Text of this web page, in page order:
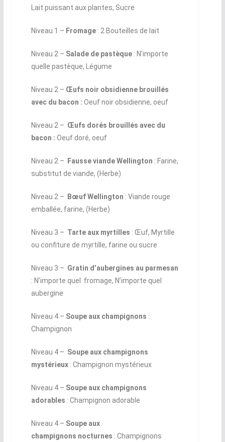
Lait puissant aux plantes, Sucre
Niveau 1 – Fromage : 2 Bouteilles de lait
Niveau 2 – Salade de pastèque: N’importe
quelle pastèque, Légume
Niveau 2 – Œufs noir obsidienne brouillés
avec du bacon : Oeuf noir obsidienne, oeuf
Niveau 2 – Œufs dorés brouillés avec du
bacon : Oeuf doré, oeuf
Niveau 2 – Fausse viande Wellington : Farine,
substitut de viande, (Herbe)
Niveau 2 – Bœuf Wellington : Viande rouge
emballée, farine, (Herbe)
Niveau 3 – Tarte aux myrtilles : Œuf, Myrtille
ou confiture de myrtille, farine ou sucre
Niveau 3 ­– Gratin d’aubergines au parmesan
: N’importe quel fromage, N’importe quel
aubergine
Niveau 4 ­– Soupe aux champignons :
Champignon
Niveau 4 ­– Soupe aux champignons
mystérieux: Champignon mystérieux
Niveau 4 ­– Soupe aux champignons
adorables : Champignon adorable
Niveau 4 ­– Soupe aux
champignons nocturnes : Champignons